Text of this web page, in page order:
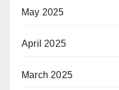
May 2025
April 2025
March 2025